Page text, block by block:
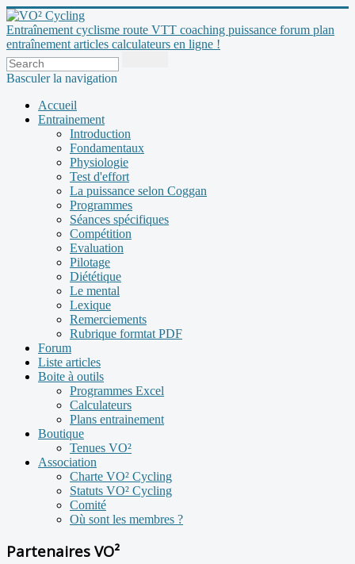
Entraînement cyclisme route VTT coaching puissance forum plan
entraînement articles calculateurs en ligne !
Basculer la navigation
Accueil
Entrainement
Introduction
Fondamentaux
Physiologie
Test d'effort
La puissance selon Coggan
Programmes
Séances spécifiques
Compétition
Evaluation
Pilotage
Diététique
Le mental
Lexique
Remerciements
Rubrique formtat PDF
Forum
Liste articles
Boite à outils
Programmes Excel
Calculateurs
Plans entrainement
Boutique
Tenues VO²
Association
Charte VO² Cycling
Statuts VO² Cycling
Comité
Où sont les membres ?
Partenaires VO²